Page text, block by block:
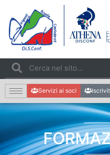
Servizi ai soci